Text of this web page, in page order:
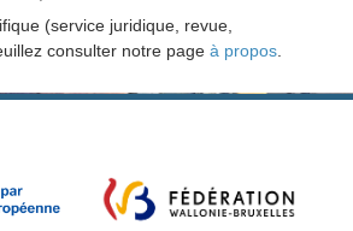
(service juridique, revue,
consulter notre page à propos